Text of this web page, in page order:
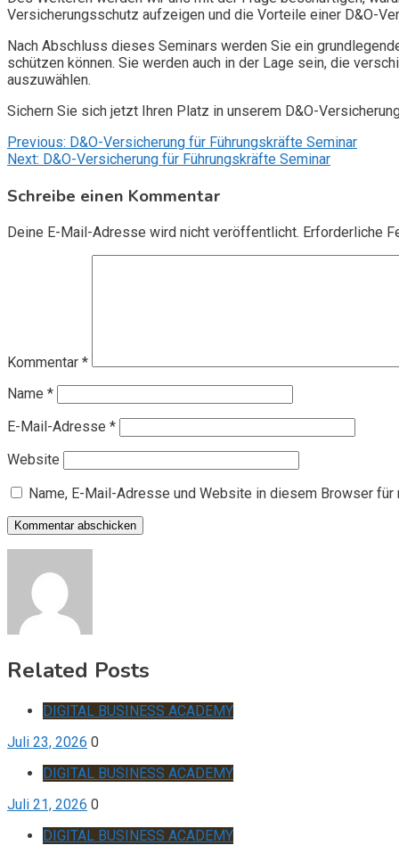
Versicherungsschutz aufzeigen und die Vorteile einer D&O-
Nach Abschluss dieses Seminars werden Sie ein
schützen können. Sie werden auch in der Lage sein, die
auszuwählen.
Sichern Sie sich jetzt Ihren Platz in unserem D&O-
Beitragsnavigation
Previous: D&O-Versicherung für Führungskräfte Seminar
Next: D&O-Versicherung für Führungskräfte Seminar
Schreibe einen Kommentar
Deine E-Mail-Adresse wird nicht veröffentlicht. Erforderliche
Kommentar *
Name *
E-Mail-Adresse *
Website
Name, E-Mail-Adresse und Website in diesem Browser
Related Posts
DIGITAL BUSINESS ACADEMY
Juli 23, 2026 0
DIGITAL BUSINESS ACADEMY
Juli 21, 2026 0
DIGITAL BUSINESS ACADEMY